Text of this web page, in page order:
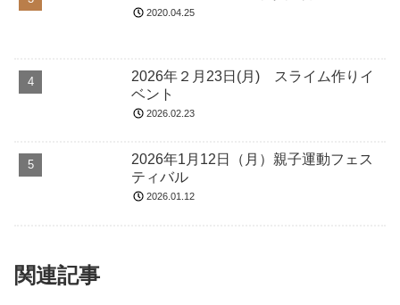
2020.04.25
2026年２月23日(月) スライム作りイ
ベント
2026.02.23
2026年1月12日（月）親子運動フェス
ティバル
2026.01.12
関連記事